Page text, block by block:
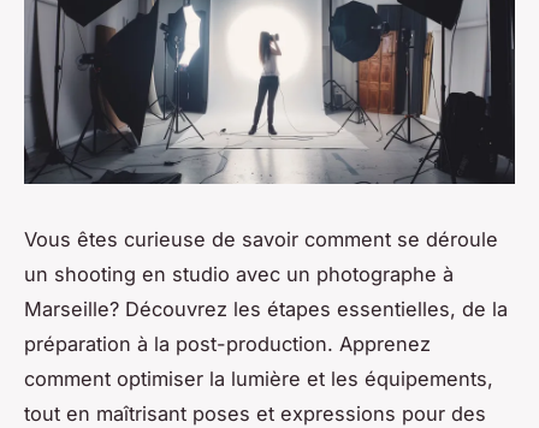
Vous êtes curieuse de savoir comment se déroule
un shooting en studio avec un photographe à
Marseille? Découvrez les étapes essentielles, de la
préparation à la post-production. Apprenez
comment optimiser la lumière et les équipements,
tout en maîtrisant poses et expressions pour des